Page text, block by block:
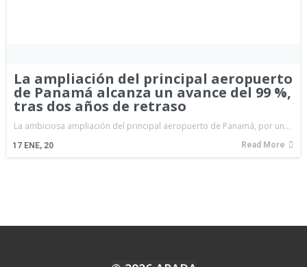
La ampliación del principal aeropuerto
de Panamá alcanza un avance del 99 %,
tras dos años de retraso
17 ENE, 20
La ambiciosa ampliación del principal aeropuerto de Panamá, por un…
Read More